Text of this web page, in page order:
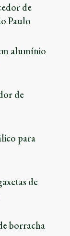
de
Paulo
alumínio
de
para
de
borracha